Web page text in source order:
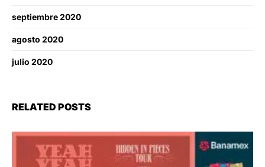
septiembre 2020
agosto 2020
julio 2020
RELATED POSTS